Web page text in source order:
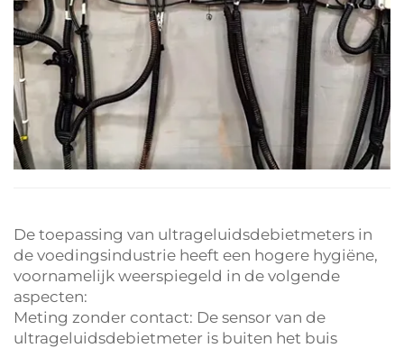
De toepassing van ultrageluidsdebietmeters in
de voedingsindustrie heeft een hogere hygiëne,
voornamelijk weerspiegeld in de volgende
aspecten:
Meting zonder contact: De sensor van de
ultrageluidsdebietmeter is buiten het buis